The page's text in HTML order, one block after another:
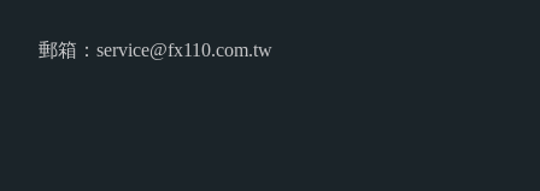
郵箱：service@fx110.com.tw